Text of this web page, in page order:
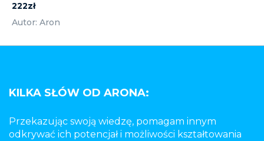
222zł
Autor: Aron
KILKA SŁÓW OD ARONA:
Przekazując swoją wiedzę, pomagam innym
odkrywać ich potencjał i możliwości kształtowania